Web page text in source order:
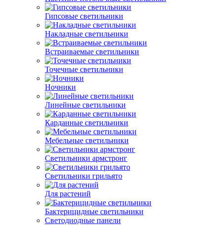
Гипсовые светильники
Накладные светильники
Встраиваемые светильники
Точечные светильники
Ночники
Линейные светильники
Карданные светильники
Мебельные светильники
Светильники армстронг
Светильники грильято
Для растений
Бактерицидные светильники
Светодиодные панели